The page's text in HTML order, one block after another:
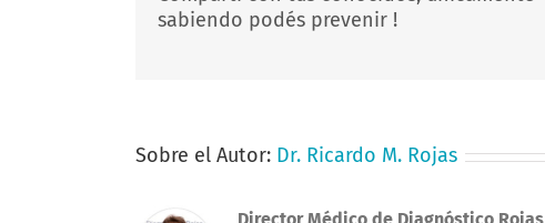
sabiendo podés prevenir !
Sobre el Autor: Dr. Ricardo M. Rojas